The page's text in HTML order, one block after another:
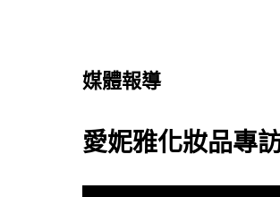
媒體報導
愛妮雅化妝品專